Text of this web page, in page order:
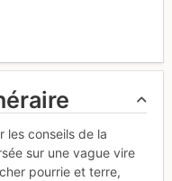
les conseils de la
sur une vague vire
pourrie et terre,